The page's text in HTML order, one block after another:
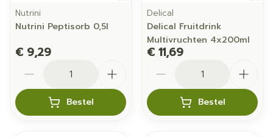
Nutrini
Nutrini Peptisorb 0,5l
€ 9,29
Bestel
Delical
Delical Fruitdrink
Multivruchten 4x200ml
€ 11,69
Bestel